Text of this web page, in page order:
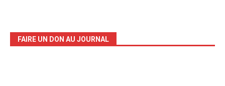
FAIRE UN DON AU JOURNAL